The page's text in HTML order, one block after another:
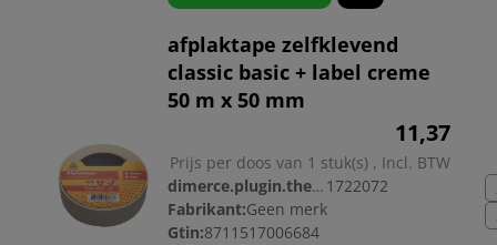
afplaktape zelfklevend
classic basic + label creme
50 m x 50 mm
11,37
Prijs per doos van 1 stuk(s) , Incl. BTW
dimerce.plugin.theme.productnr: 1722072
Fabrikant:Geen merk
Gtin:8711517006684